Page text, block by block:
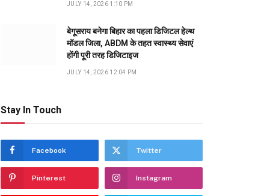
JULY 14, 2026 1:10 PM
बेगूसराय बनेगा बिहार का पहला डिजिटल हेल्थ
मॉडल जिला, ABDM के तहत स्वास्थ्य सेवाएं
होंगी पूरी तरह डिजिटाइज
JULY 14, 2026 12:04 PM
Stay In Touch
Facebook Twitter
Pinterest Instagram